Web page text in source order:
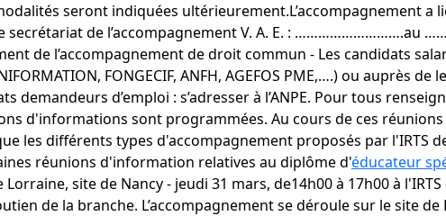
seront indiquées ultérieurement.L’accompagnement
secrétariat de l’accompagnement V. A. E. : ……………………….au
de l’accompagnement de droit commun - Les candidats
FONGECIF, ANFH, AGEFOS PME,….) ou auprès
demandeurs d’emploi : s’adresser à l’ANPE. Pour tous
d'informations sont programmées. Au cours de ces
les différents types d'accompagnement proposés par l'IRTS
réunions d'information relatives au diplôme d'éducateur
Lorraine, site de Nancy - jeudi 31 mars, de14h00 à 17h00 à
de la branche. L’accompagnement se déroule sur le site de